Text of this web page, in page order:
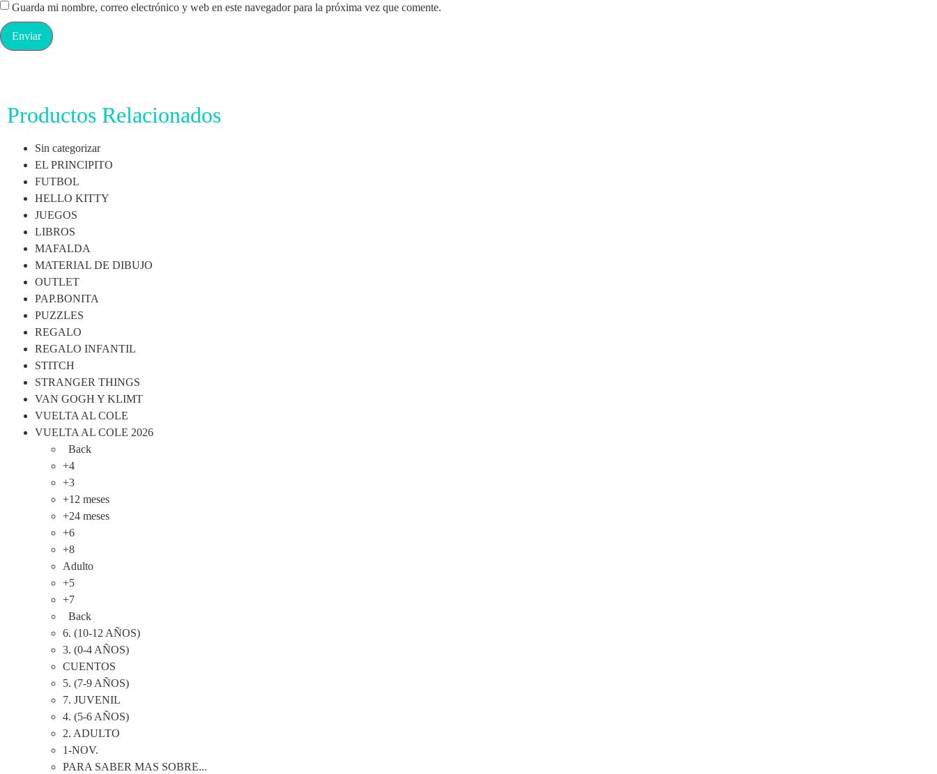
Guarda mi nombre, correo electrónico y web en este navegador para la próxima vez que comente.
Productos Relacionados
Sin categorizar
EL PRINCIPITO
FUTBOL
HELLO KITTY
JUEGOS
LIBROS
MAFALDA
MATERIAL DE DIBUJO
OUTLET
PAP.BONITA
PUZZLES
REGALO
REGALO INFANTIL
STITCH
STRANGER THINGS
VAN GOGH Y KLIMT
VUELTA AL COLE
VUELTA AL COLE 2026
Back
+4
+3
+12 meses
+24 meses
+6
+8
Adulto
+5
+7
Back
6. (10-12 AÑOS)
3. (0-4 AÑOS)
CUENTOS
5. (7-9 AÑOS)
7. JUVENIL
4. (5-6 AÑOS)
2. ADULTO
1-NOV.
PARA SABER MAS SOBRE...